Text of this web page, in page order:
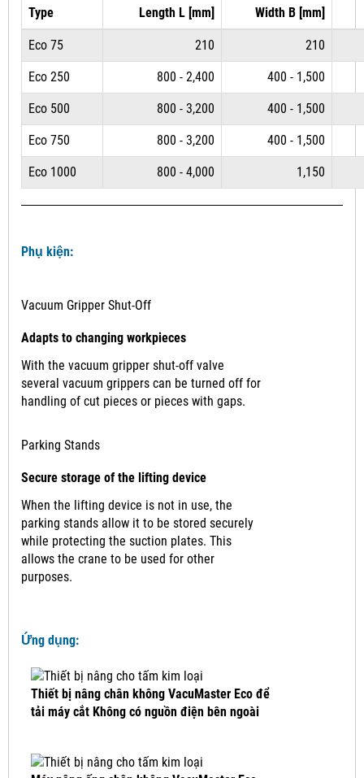
Type Length L [mm] Width B [mm]
Eco 75 210 210
Eco 250 800 - 2,400 400 - 1,500
Eco 500 800 - 3,200 400 - 1,500
Eco 750 800 - 3,200 400 - 1,500
Eco 1000 800 - 4,000 1,150
Phụ kiện:
Vacuum Gripper Shut-Off
Adapts to changing workpieces
With the vacuum gripper shut-off valve
several vacuum grippers can be turned off for
handling of cut pieces or pieces with gaps.
Parking Stands
Secure storage of the lifting device
When the lifting device is not in use, the
parking stands allow it to be stored securely
while protecting the suction plates. This
allows the crane to be used for other
purposes.
Ứng dụng:
Thiết bị nâng chân không VacuMaster Eco để
tải máy cắt Không có nguồn điện bên ngoài